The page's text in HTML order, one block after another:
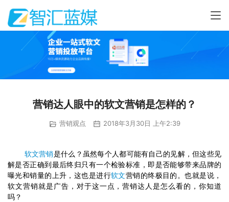
营销达人眼中的软文营销是怎样的？
营销观点 2018年3月30日 上午2:39
软文营销是什么？虽然每个人都可能有自己的见解，但这些见
解是否正确到最后终归只有一个检验标准，即是否能够带来品牌的
曝光和销量的上升，这也是进行软文营销的终极目的。也就是说，
软文营销就是广告，对于这一点，营销达人是怎么看的，你知道
吗？